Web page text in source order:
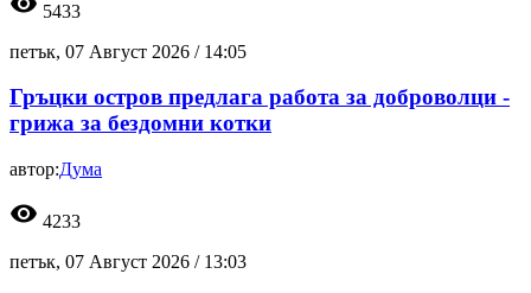
5433
петък, 07 Август 2026 / 14:05
Гръцки остров предлага работа за доброволци -
грижа за бездомни котки
автор:Дума
visibility 4233
петък, 07 Август 2026 / 13:03